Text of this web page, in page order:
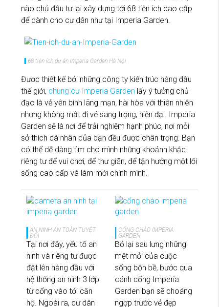
nào chủ đầu tư lại xây dựng tới 68 tiện ích cao cấp
để dành cho cư dân như tại Imperia Garden.
68 tiện ích dự án Imperia Garden Hà Nội
Được thiết kế bởi những công ty kiến trúc hàng đầu
thế giới, chung cư Imperia Garden lấy ý tưởng chủ
đạo là vẻ yên bình lãng mạn, hài hòa với thiên nhiên
nhưng không mất đi vẻ sang trọng, hiện đại. Imperia
Garden sẽ là nơi để trải nghiệm hạnh phúc, nơi mỗi
sở thích cá nhân của bạn đều được chân trọng. Bạn
có thể dễ dàng tìm cho mình những khoảnh khắc
riêng tư để vui chơi, để thư giãn, để tận hưởng một lối
sống cao cấp và làm mới chính mình.
AN NINH AN TOÀN TUYỆT
ĐỐI
Tại nơi đây, yếu tố an
ninh và riêng tư được
đặt lên hàng đầu với
hệ thống an ninh 3 lớp
từ cổng vào tới căn
hộ. Ngoài ra, cư dân
CỔNG CHÀO IMPERIA
GARDEN
Bỏ lại sau lưng những
mệt mỏi của cuộc
sống bộn bề, bước qua
cánh cổng Imperia
Garden bạn sẽ choáng
ngợp trước vẻ đẹp